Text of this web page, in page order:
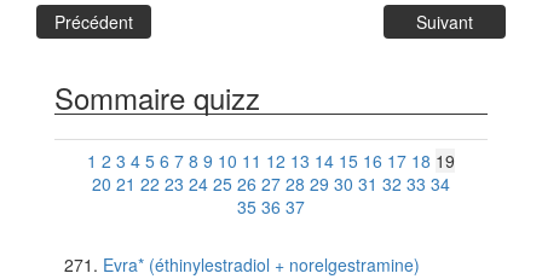
Précédent Suivant
Sommaire quizz
1 2 3 4 5 6 7 8 9 10 11 12 13 14 15 16 17 18 19
20 21 22 23 24 25 26 27 28 29 30 31 32 33 34
35 36 37
Evra* (éthinylestradiol + norelgestramine)